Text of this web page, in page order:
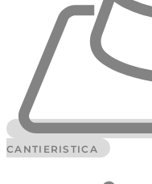
CANTIERISTICA